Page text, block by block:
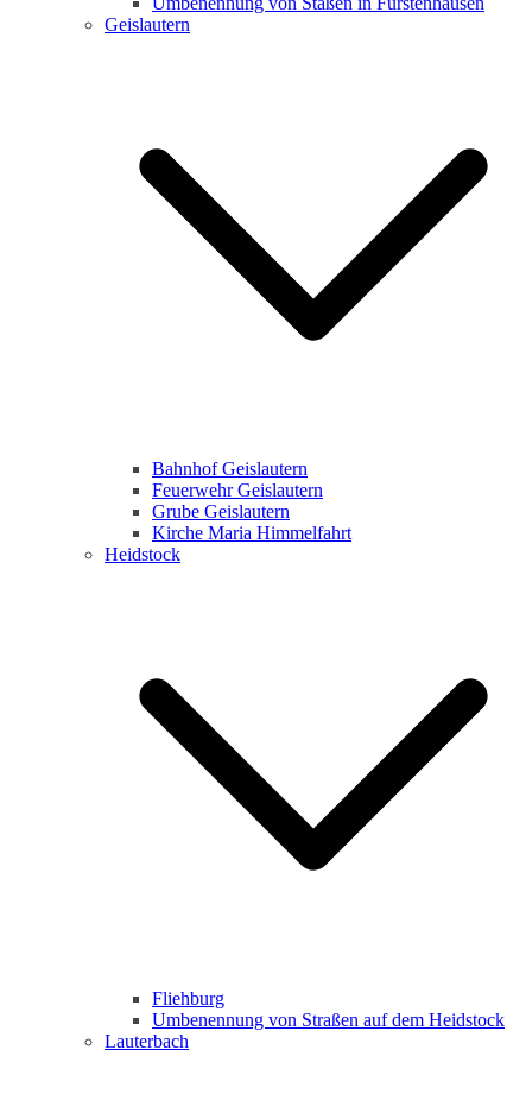
Geislautern
Bahnhof Geislautern
Feuerwehr Geislautern
Grube Geislautern
Kirche Maria Himmelfahrt
Heidstock
Fliehburg
Umbenennung von Straßen auf dem Heidstock
Lauterbach